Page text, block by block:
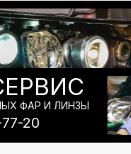
ФАР И ЛИНЗЫ
20